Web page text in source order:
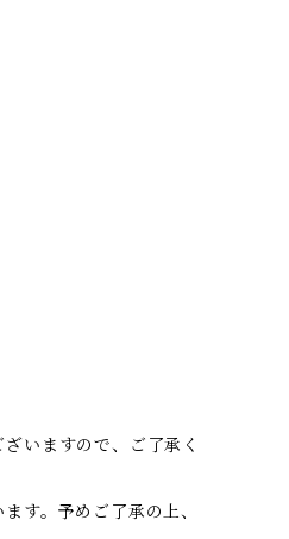
いますので、ご了承く
す。予めご了承の上、